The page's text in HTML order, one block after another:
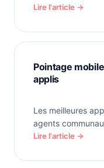
Lire l'article →
Pointage
applis
Les meilleures
agents
Lire l'article →